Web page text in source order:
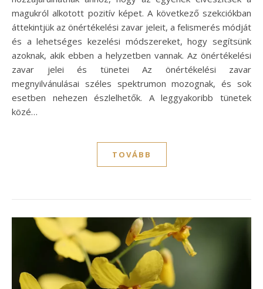
magukról alkotott pozitív képet. A következő szekciókban
áttekintjük az önértékelési zavar jeleit, a felismerés módját
és a lehetséges kezelési módszereket, hogy segítsünk
azoknak, akik ebben a helyzetben vannak. Az önértékelési
zavar jelei és tünetei Az önértékelési zavar
megnyilvánulásai széles spektrumon mozognak, és sok
esetben nehezen észlelhetők. A leggyakoribb tünetek
közé…
TOVÁBB